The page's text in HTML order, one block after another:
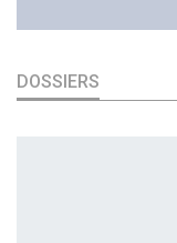
DOSSIERS